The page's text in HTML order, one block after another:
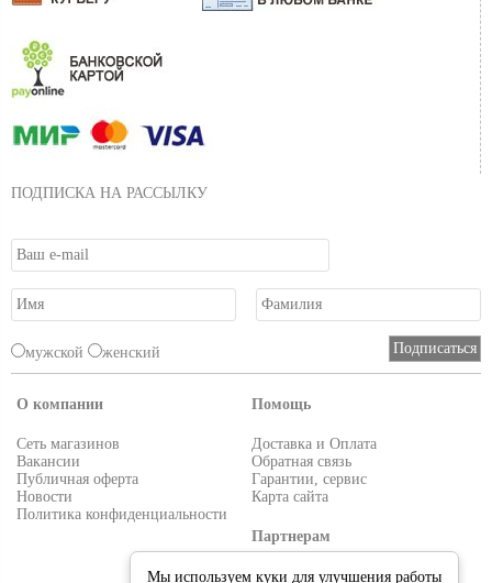
ПОДПИСКА НА РАССЫЛКУ
мужской женский
О компании
Сеть магазинов
Вакансии
Публичная оферта
Новости
Политика конфиденциальности
Помощь
Доставка и Оплата
Обратная связь
Гарантии, сервис
Карта сайта
Партнерам
Условия работы
Мы используем куки для улучшения работы